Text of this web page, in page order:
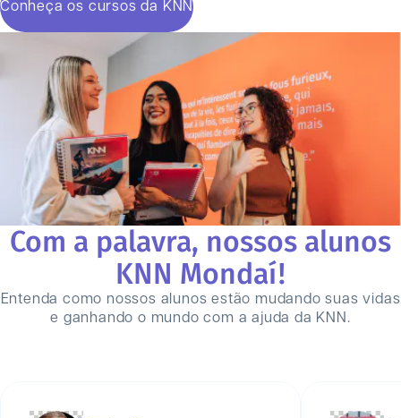
Conheça os cursos da KNN
Com a palavra, nossos alunos
KNN Mondaí!
Entenda como nossos alunos estão mudando suas vidas
e ganhando o mundo com a ajuda da KNN.